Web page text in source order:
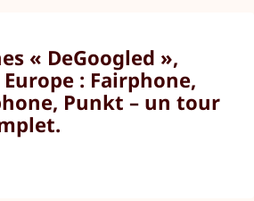
« DeGoogled »,
: Fairphone,
Punkt – un tour